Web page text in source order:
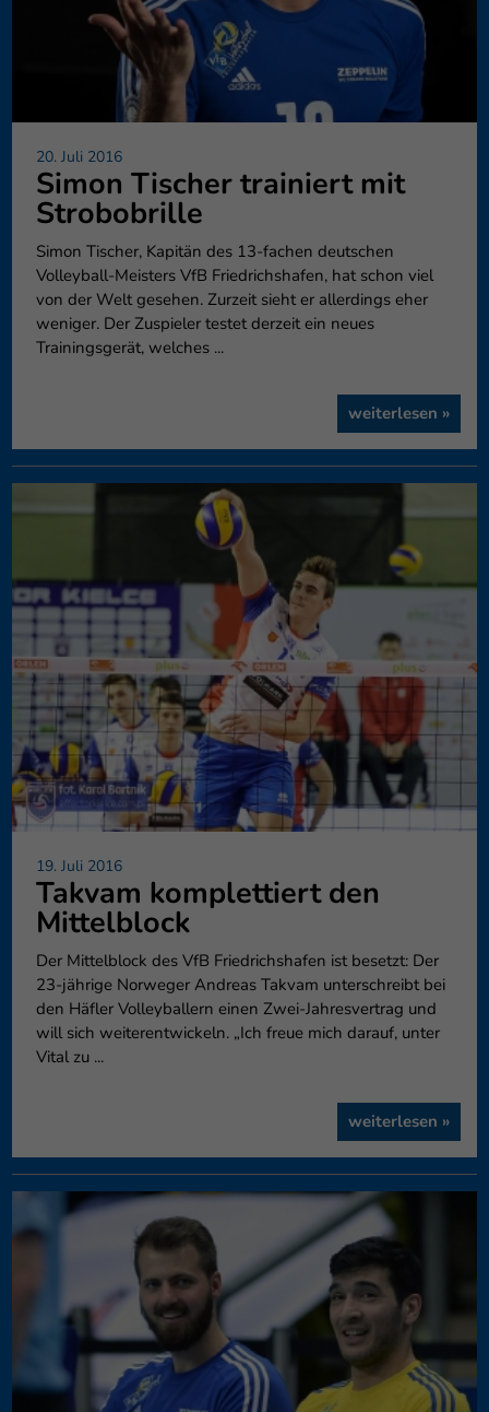
20. Juli 2016
Simon Tischer trainiert mit
Strobobrille
Simon Tischer, Kapitän des 13-fachen deutschen
Volleyball-Meisters VfB Friedrichshafen, hat schon viel
von der Welt gesehen. Zurzeit sieht er allerdings eher
weniger. Der Zuspieler testet derzeit ein neues
Trainingsgerät, welches ...
weiterlesen »
19. Juli 2016
Takvam komplettiert den
Mittelblock
Der Mittelblock des VfB Friedrichshafen ist besetzt: Der
23-jährige Norweger Andreas Takvam unterschreibt bei
den Häfler Volleyballern einen Zwei-Jahresvertrag und
will sich weiterentwickeln. „Ich freue mich darauf, unter
Vital zu ...
weiterlesen »